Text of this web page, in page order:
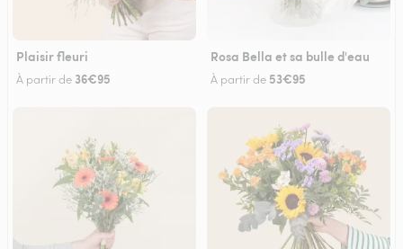
Plaisir fleuri
À partir de 36€95
Rosa Bella et sa bulle d'eau
À partir de 53€95